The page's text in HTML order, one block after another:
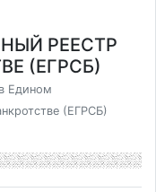
РЕЕСТР
(ЕГРСБ)
Едином
(ЕГРСБ)